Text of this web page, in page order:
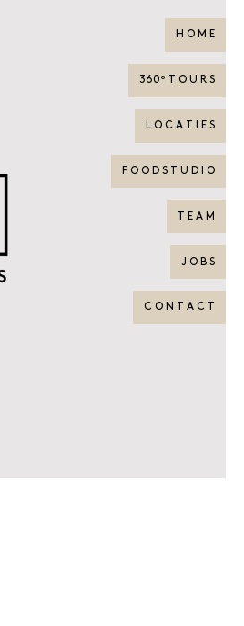
H O M E
360º T O U R S
L O C A T I E S
F O O D S T U D I O
T E A M
J O B S
C O N T A C T